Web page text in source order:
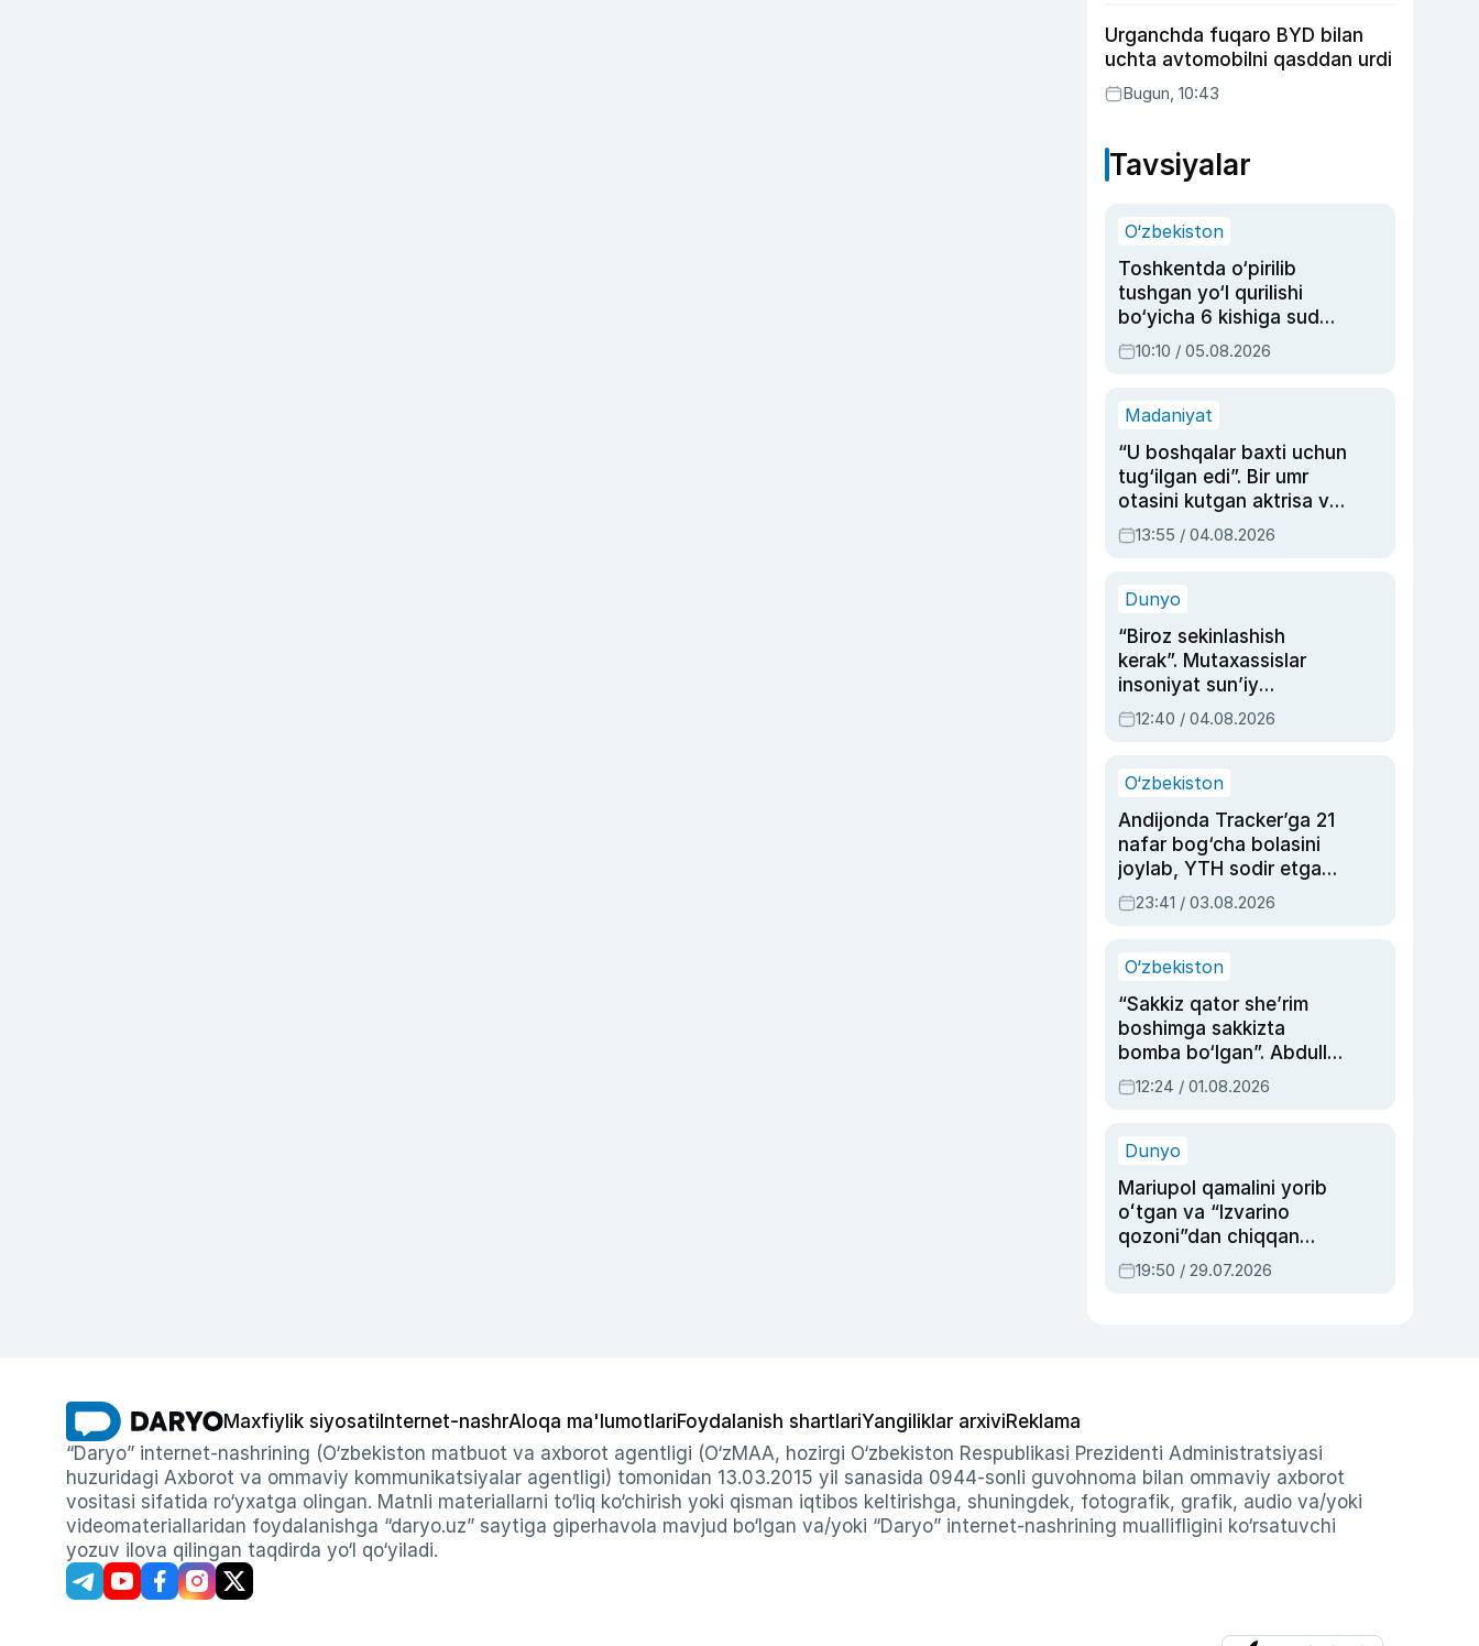
Urganchda fuqaro BYD bilan
uchta avtomobilni qasddan urdi
Bugun, 10:43
Tavsiyalar
O‘zbekiston
Toshkentda o‘pirilib
tushgan yo‘l qurilishi
bo‘yicha 6 kishiga sud
hukmi o‘qildi
10:10 / 05.08.2026
Madaniyat
“U boshqalar baxti uchun
tug‘ilgan edi”. Bir umr
otasini kutgan aktrisa va
dublyaj ustasi Rimma
Ahmedovaning
13:55 / 04.08.2026
Dunyo
“Biroz sekinlashish
kerak”. Mutaxassislar
insoniyat sun’iy
intellektni boshqara
olmay qolishidan xavotir
12:40 / 04.08.2026
O‘zbekiston
Andijonda Tracker’ga 21
nafar bog‘cha bolasini
joylab, YTH sodir etgan
ayolga sud hukmi o‘qildi
23:41 / 03.08.2026
O‘zbekiston
“Sakkiz qator she’rim
boshimga sakkizta
bomba bo‘lgan”. Abdulla
Oripovni siyosiy
ayblovlardan asrab
12:24 / 01.08.2026
Dunyo
Mariupol qamalini yorib
oʻtgan va “Izvarino
qozoni”dan chiqqan
qahramon — Ukraina
armiyasi bosh
19:50 / 29.07.2026
Maxfiylik siyosati Internet-nashrAloqa ma'lumotlariFoydalanish shartlariYangiliklar arxiviReklama
“Daryo” internet-nashrining (O‘zbekiston matbuot va axborot agentligi (O‘zMAA, hozirgi O‘zbekiston Respublikasi Prezidenti Administratsiyasi
huzuridagi Axborot va ommaviy kommunikatsiyalar agentligi) tomonidan 13.03.2015 yil sanasida 0944-sonli guvohnoma bilan ommaviy axborot
vositasi sifatida ro‘yxatga olingan. Matnli materiallarni to‘liq ko‘chirish yoki qisman iqtibos keltirishga, shuningdek, fotografik, grafik, audio va/yoki
videomateriallaridan foydalanishga “daryo.uz” saytiga giperhavola mavjud bo‘lgan va/yoki “Daryo” internet-nashrining muallifligini ko‘rsatuvchi
yozuv ilova qilingan taqdirda yo‘l qo‘yiladi.